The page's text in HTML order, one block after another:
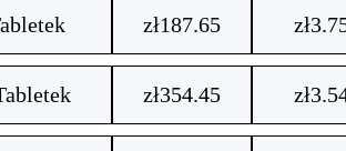
zł187.65
zł354.45